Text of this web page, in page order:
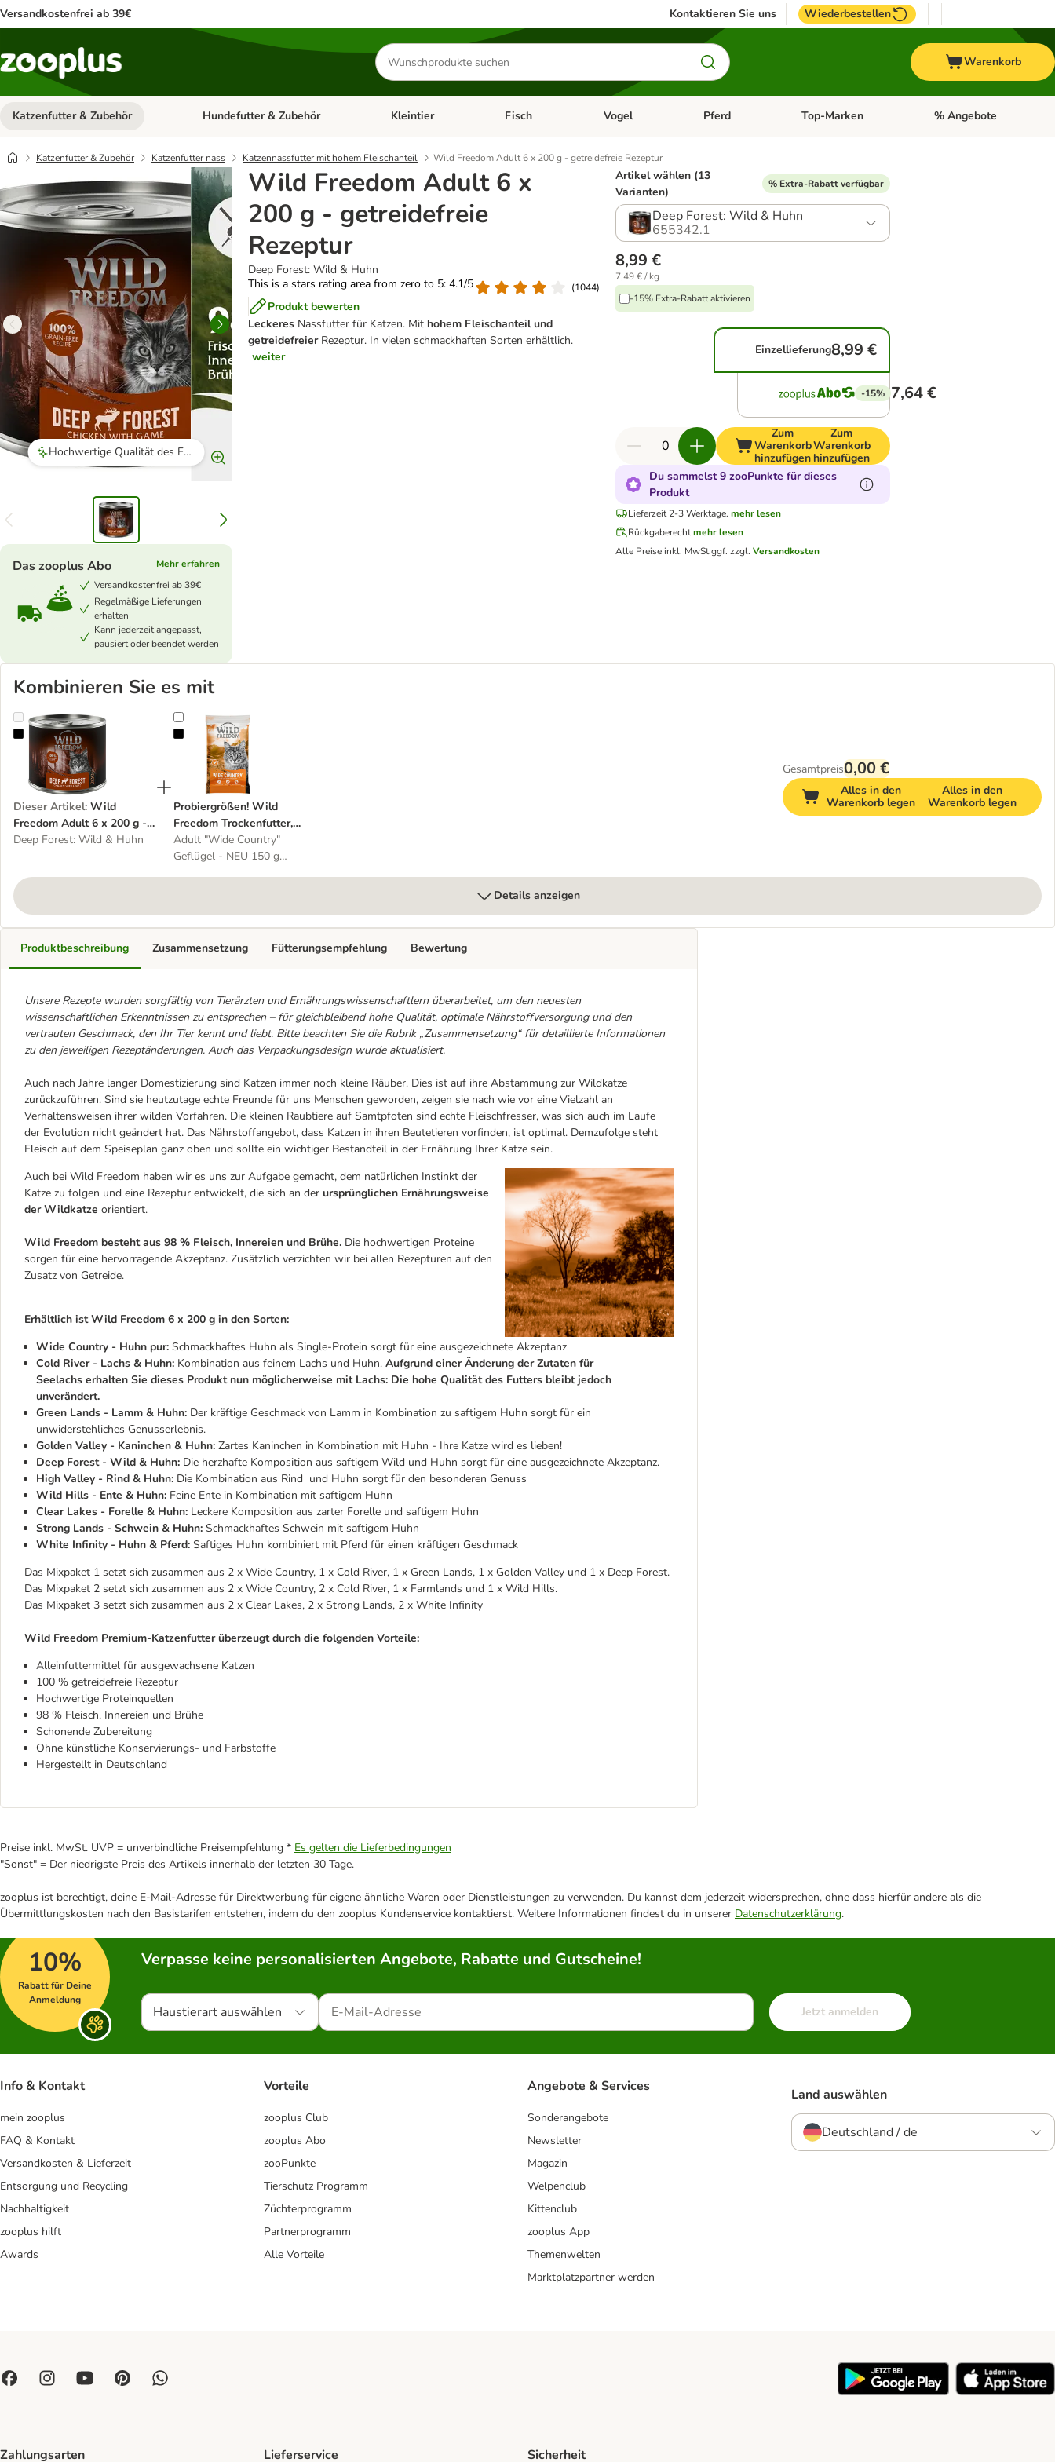
Versandkostenfrei ab 39€ Kontaktieren Sie uns Wiederbestellen
Produkte
suchen
Warenkorb
Katzenfutter & Zubehör Kategorie-Menü öffnen: Katzenfutter & Zubehör
Hundefutter & Zubehör Kategorie-Menü öffnen: Hundefutter & Zubehör
Kleintier Kategorie-Menü öffnen: Kleintier
Fisch Kategorie-Menü öffnen: Fisch
Vogel Kategorie-Menü öffnen: Vogel
Pferd Kategorie-Menü öffnen: Pferd
Top-Marken Kategorie-Menü öffnen:
% Angebote
Katzenfutter & Zubehör Katzenfutter nass Katzennassfutter mit hohem Fleischanteil Wild Freedom Adult 6 x 200 g - getreidefreie Rezeptur
Wild Freedom Adult 6 x
200 g - getreidefreie
Rezeptur
Deep Forest: Wild & Huhn
This is a stars rating area from zero to 5: 4.1/5
(1044)
Produkt bewerten
Leckeres Nassfutter für Katzen. Mithohem Fleischanteil und
getreidefreier Rezeptur. In vielen schmackhaften Sorten erhältlich.
weiter
Hochwertige Qualität des Futters
Das zooplus Abo
Mehr erfahren
Versandkostenfrei ab 39€
Regelmäßige Lieferungen
erhalten
Kann jederzeit angepasst,
pausiert oder beendet werden
Artikel wählen (13
Varianten)
% Extra-Rabatt verfügbar
Deep Forest: Wild & Huhn
655342.1
8,99 €
7,49 € / kg
-15% Extra-Rabatt aktivieren
Einzellieferung8,99 €
-15% 7,64 €
Zum
Warenkorb
hinzufügen
Zum
Warenkorb
hinzufügen
Du sammelst 9 zooPunkte für dieses
Produkt
Lieferzeit 2-3 Werktage. mehr lesen
Rückgaberecht mehr lesen
Alle Preise inkl. MwSt.ggf. zzgl. Versandkosten
Kombinieren Sie es mit
Wild Freedom Adult 6 x 200 g - getreidefreie Rezeptur
Dieser Artikel: Wild
Freedom Adult 6 x 200 g -
getreidefreie Rezeptur
Deep Forest: Wild & Huhn
Probiergrößen! Wild Freedom Trockenfutter, Einzeldosen & Snacks
Probiergrößen! Wild
Freedom Trockenfutter,
Einzeldosen & Snacks
Adult "Wide Country"
Geflügel - NEU 150 g
Gesamtpreis0,00 €
Alles in den
Warenkorb legen
Alles in den
Warenkorb legen
Details anzeigen
Produktbeschreibung
Unsere Rezepte wurden sorgfältig von Tierärzten und Ernährungswissenschaftlern überarbeitet, um den neuesten
wissenschaftlichen Erkenntnissen zu entsprechen – für gleichbleibend hohe Qualität, optimale Nährstoffversorgung und den
vertrauten Geschmack, den Ihr Tier kennt und liebt. Bitte beachten Sie die Rubrik „Zusammensetzung“ für detaillierte Informationen
zu den jeweiligen Rezeptänderungen. Auch das Verpackungsdesign wurde aktualisiert.
Auch nach Jahre langer Domestizierung sind Katzen immer noch kleine Räuber. Dies ist auf ihre Abstammung zur Wildkatze
zurückzuführen. Sind sie heutzutage echte Freunde für uns Menschen geworden, zeigen sie nach wie vor eine Vielzahl an
Verhaltensweisen ihrer wilden Vorfahren. Die kleinen Raubtiere auf Samtpfoten sind echte Fleischfresser, was sich auch im Laufe
der Evolution nicht geändert hat. Das Nährstoffangebot, dass Katzen in ihren Beutetieren vorfinden, ist optimal. Demzufolge steht
Fleisch auf dem Speiseplan ganz oben und sollte ein wichtiger Bestandteil in der Ernährung Ihrer Katze sein.
Auch bei Wild Freedom haben wir es uns zur Aufgabe gemacht, dem natürlichen Instinkt der
Katze zu folgen und eine Rezeptur entwickelt, die sich an der ursprünglichen Ernährungsweise
der Wildkatze orientiert.
Wild Freedom besteht aus 98 % Fleisch, Innereien und Brühe. Die hochwertigen Proteine
sorgen für eine hervorragende Akzeptanz. Zusätzlich verzichten wir bei allen Rezepturen auf den
Zusatz von Getreide.
Erhältlich ist Wild Freedom 6 x 200 g in den Sorten:
Wide Country - Huhn pur: Schmackhaftes Huhn als Single-Protein sorgt für eine ausgezeichnete Akzeptanz
Cold River - Lachs & Huhn: Kombination aus feinem Lachs und Huhn. Aufgrund einer Änderung der Zutaten für
Seelachs erhalten Sie dieses Produkt nun möglicherweise mit Lachs: Die hohe Qualität des Futters bleibt jedoch
unverändert.
Green Lands - Lamm & Huhn: Der kräftige Geschmack von Lamm in Kombination zu saftigem Huhn sorgt für ein
unwiderstehliches Genusserlebnis.
Golden Valley - Kaninchen & Huhn: Zartes Kaninchen in Kombination mit Huhn - Ihre Katze wird es lieben!
Deep Forest - Wild & Huhn: Die herzhafte Komposition aus saftigem Wild und Huhn sorgt für eine ausgezeichnete Akzeptanz.
High Valley - Rind & Huhn: Die Kombination aus Rind und Huhn sorgt für den besonderen Genuss
Wild Hills - Ente & Huhn: Feine Ente in Kombination mit saftigem Huhn
Clear Lakes - Forelle & Huhn: Leckere Komposition aus zarter Forelle und saftigem Huhn
Strong Lands - Schwein & Huhn: Schmackhaftes Schwein mit saftigem Huhn
White Infinity - Huhn & Pferd: Saftiges Huhn kombiniert mit Pferd für einen kräftigen Geschmack
Das Mixpaket 1 setzt sich zusammen aus 2 x Wide Country, 1 x Cold River, 1 x Green Lands, 1 x Golden Valley und 1 x Deep Forest.
Das Mixpaket 2 setzt sich zusammen aus 2 x Wide Country, 2 x Cold River, 1 x Farmlands und 1 x Wild Hills.
Das Mixpaket 3 setzt sich zusammen aus 2 x Clear Lakes, 2 x Strong Lands, 2 x White Infinity
Wild Freedom Premium-Katzenfutter überzeugt durch die folgenden Vorteile:
Alleinfuttermittel für ausgewachsene Katzen
100 % getreidefreie Rezeptur
Hochwertige Proteinquellen
98 % Fleisch, Innereien und Brühe
Schonende Zubereitung
Ohne künstliche Konservierungs- und Farbstoffe
Hergestellt in Deutschland
Zusammensetzung Fütterungsempfehlung Bewertung
Preise inkl. MwSt. UVP = unverbindliche Preisempfehlung * Es gelten die Lieferbedingungen
"Sonst" = Der niedrigste Preis des Artikels innerhalb der letzten 30 Tage.
zooplus ist berechtigt, deine E-Mail-Adresse für Direktwerbung für eigene ähnliche Waren oder Dienstleistungen zu verwenden. Du kannst dem jederzeit widersprechen, ohne dass hierfür andere als die
Übermittlungskosten nach den Basistarifen entstehen, indem du den zooplus Kundenservice kontaktierst. Weitere Informationen findest du in unserer Datenschutzerklärung.
10%
Rabatt für Deine
Anmeldung
Verpasse keine personalisierten Angebote, Rabatte und Gutscheine!
Haustierart auswählen Jetzt anmelden
Info & Kontakt
mein zooplus
FAQ & Kontakt
Versandkosten & Lieferzeit
Entsorgung und Recycling
Nachhaltigkeit
zooplus hilft
Awards
Vorteile
zooplus Club
zooplus Abo
zooPunkte
Tierschutz Programm
Züchterprogramm
Partnerprogramm
Alle Vorteile
Angebote & Services
Sonderangebote
Newsletter
Magazin
Welpenclub
Kittenclub
zooplus App
Themenwelten
Marktplatzpartner werden
Land auswählen
Deutschland / de
Zahlungsarten Lieferservice Sicherheit